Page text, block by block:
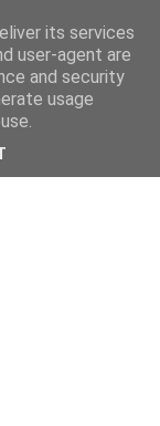
its services
user-agent are
and security
usage